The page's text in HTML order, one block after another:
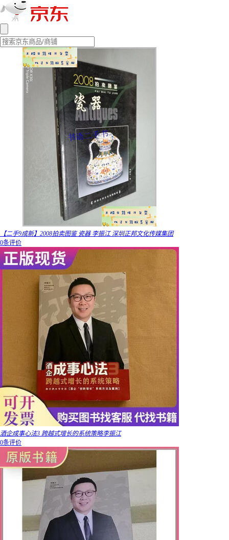
【二手9成新】2008拍卖图鉴 瓷器 李振江 深圳正邦文化传媒集团
0条评价
酒企成事心法3 跨越式增长的系统策略李振江
0条评价